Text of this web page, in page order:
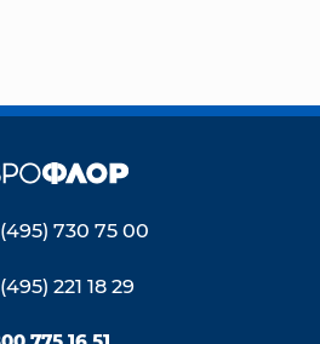
730 75 00
221 18 29